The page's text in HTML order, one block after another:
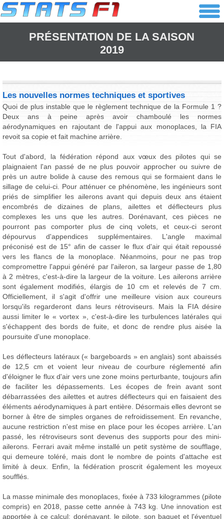
PRÉSENTATION DE LA SAISON
2019
Les nouvelles normes techniques et sportives
Quoi de plus instable que le règlement technique de la Formule 1 ?
Deux ans à peine après avoir chamboulé les normes
aérodynamiques en rajoutant de l'appui aux monoplaces, la FIA
revoit sa copie et fait machine arrière.
Tout d'abord, la fédération répond aux vœux des pilotes qui se
plaignaient l'an passé de ne plus pouvoir approcher ou suivre de
près un autre bolide à cause des remous qui se formaient dans le
sillage de celui-ci. Pour atténuer ce phénomène, les ingénieurs sont
priés de simplifier les ailerons avant qui depuis deux ans étaient
encombrés de dizaines de plans, ailettes et déflecteurs plus
complexes les uns que les autres. Dorénavant, ces pièces ne
pourront pas comporter plus de cinq volets, et ceux-ci seront
dépourvus d'appendices supplémentaires. L'angle maximal
préconisé est de 15° afin de casser le flux d'air qui était repoussé
vers les flancs de la monoplace. Néanmoins, pour ne pas trop
compromettre l'appui généré par l'aileron, sa largeur passe de 1,80
à 2 mètres, c'est-à-dire la largeur de la voiture. Les ailerons arrière
sont également modifiés, élargis de 10 cm et relevés de 7 cm.
Officiellement, il s'agit d'offrir une meilleure vision aux coureurs
lorsqu'ils regarderont dans leurs rétroviseurs. Mais la FIA désire
aussi limiter le « vortex », c'est-à-dire les turbulences latérales qui
s'échappent des bords de fuite, et donc de rendre plus aisée la
poursuite d'une monoplace.
Les déflecteurs latéraux (« bargeboards » en anglais) sont abaissés
de 12,5 cm et voient leur niveau de courbure réglementé afin
d'éloigner le flux d'air vers une zone moins perturbante, toujours afin
de faciliter les dépassements. Les écopes de frein avant sont
débarrassées des ailettes et autres déflecteurs qui en faisaient des
éléments aérodynamiques à part entière. Désormais elles devront se
borner à être de simples organes de refroidissement. En revanche,
aucune restriction n'est mise en place pour les écopes arrière. L'an
passé, les rétroviseurs sont devenus des supports pour des mini-
ailerons. Ferrari avait même installé un petit système de soufflage,
qui demeure toléré, mais dont le nombre de points d'attache est
limité à deux. Enfin, la fédération proscrit également les moyeux
soufflés.
La masse minimale des monoplaces, fixée à 733 kilogrammes (pilote
compris) en 2018, passe cette année à 743 kg. Une innovation est
apportée à ce calcul: dorénavant, le pilote, son baquet et l'éventuel